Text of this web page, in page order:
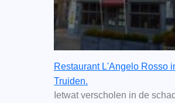
Restaurant L'Angelo Rosso
Truiden.
Ietwat verscholen in de